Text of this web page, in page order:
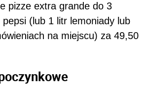
pizze extra grande do 3
pepsi (lub 1 litr lemoniady lub
na miejscu) za 49,50